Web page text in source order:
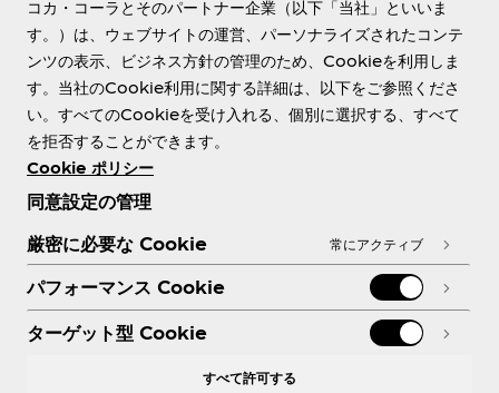
Need help?
各種ポリシー
コカ・コーラとそのパートナー企業（以下「当社」といいま
す。）は、ウェブサイトの運営、パーソナライズされたコンテ
ンツの表示、ビジネス方針の管理のため、Cookieを利用しま
す。当社のCookie利用に関する詳細は、以下をご参照くださ
い。すべてのCookieを受け入れる、個別に選択する、すべて
を拒否することができます。
Cookie ポリシー
同意設定の管理
厳密に必要な Cookie
常にアクティブ
パフォーマンス Cookie
ターゲット型 Cookie
すべて許可する